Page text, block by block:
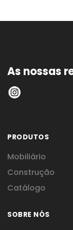
As nossas
PRODUTOS
Mobiliário
Construção
Catálogo
SOBRE NÓS